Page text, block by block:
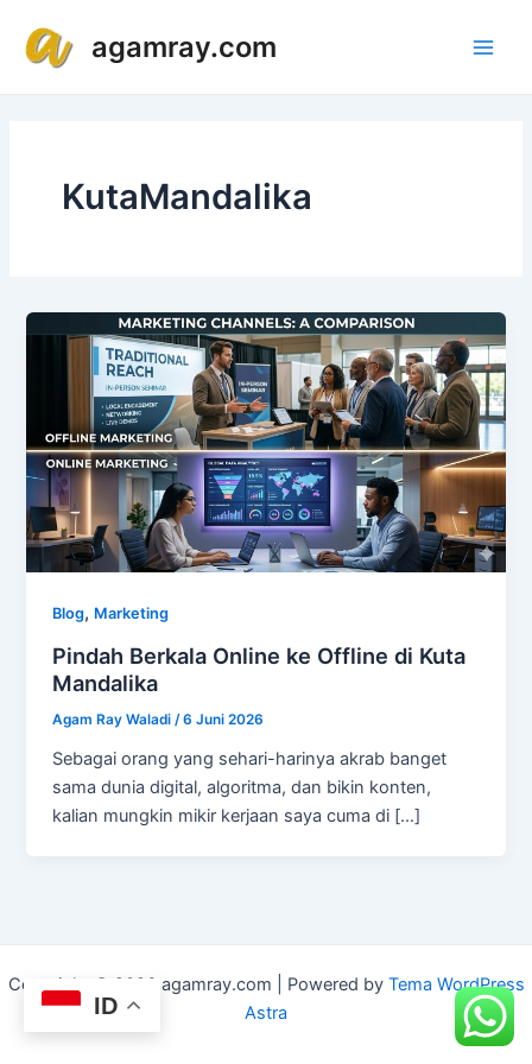
konten
agamray.com
KutaMandalika
Blog, Marketing
Pindah Berkala Online ke Offline di Kuta
Mandalika
Agam Ray Waladi/6 Juni 2026
Sebagai orang yang sehari-harinya akrab banget
sama dunia digital, algoritma, dan bikin konten,
kalian mungkin mikir kerjaan saya cuma di […]
Copyright © 2026 agamray.com | Powered by Tema WordPress
Astra
ID